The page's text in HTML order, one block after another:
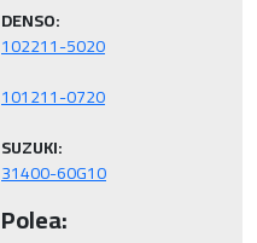
DENSO:
SUZUKI:
31400-60G10
Polea: